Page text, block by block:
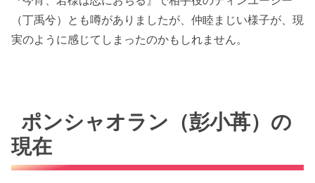
（丁禹兮）とも噂がありましたが、仲睦まじい様子が、現
実のように感じてしまったのかもしれません。
ポンシャオラン（彭小苒）の
現在